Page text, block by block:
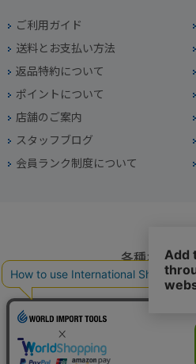
ご利用ガイド
送料とお支払い方法
返品特約について
ポイントについて
店舗のご案内
スタッフブログ
会員ランク制度について
各種お問い
045-949-